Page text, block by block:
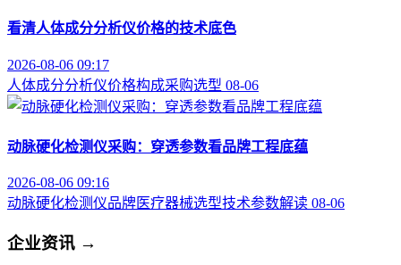
看清人体成分分析仪价格的技术底色
2026-08-06 09:17
人体成分分析仪价格构成采购选型 08-06
动脉硬化检测仪采购：穿透参数看品牌工程底蕴
2026-08-06 09:16
动脉硬化检测仪品牌医疗器械选型技术参数解读 08-06
企业资讯 →